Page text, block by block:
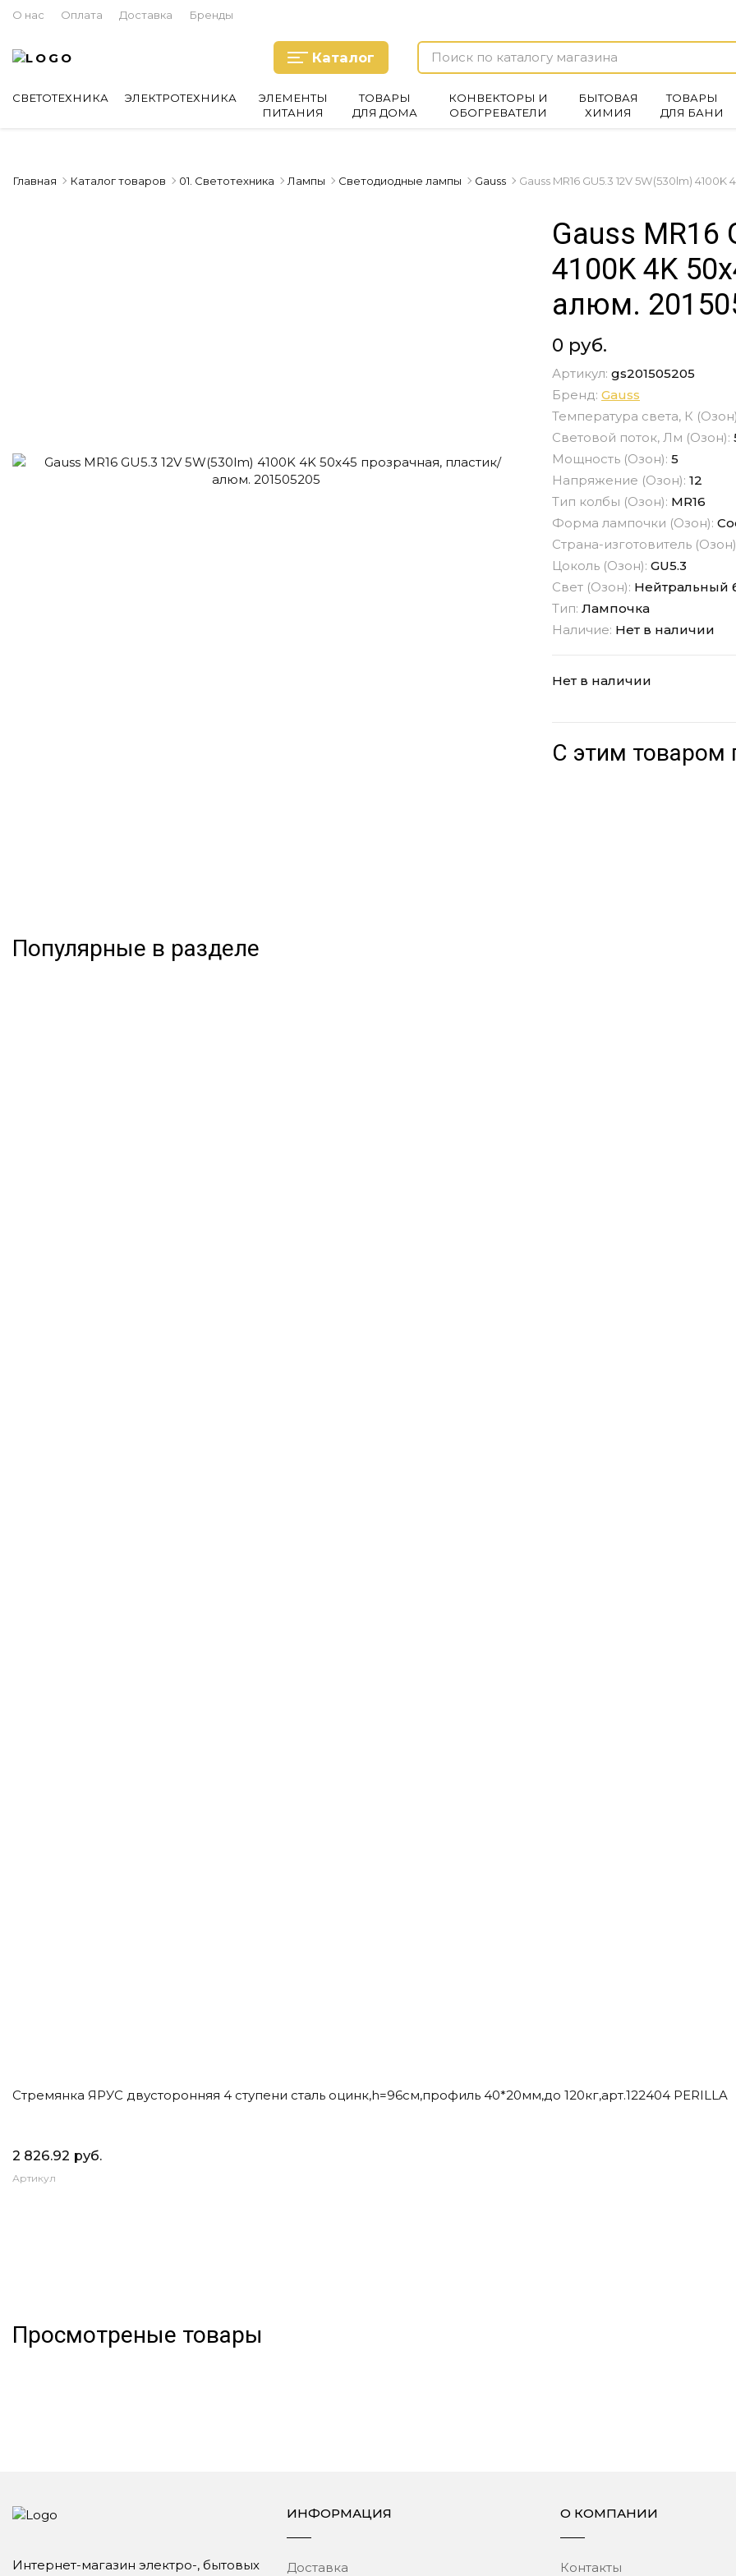
О нас Оплата Доставка Бренды
Каталог
СВЕТОТЕХНИКА ЭЛЕКТРОТЕХНИКА
ЭЛЕМЕНТЫ
ПИТАНИЯ
ТОВАРЫ
ДЛЯ ДОМА
КОНВЕКТОРЫ И
ОБОГРЕВАТЕЛИ
БЫТОВАЯ
ХИМИЯ
ТОВАРЫ
ДЛЯ БАНИ
Главная Каталог товаров 01. Светотехника Лампы Светодиодные лампы Gauss Gauss MR16 GU5.3 12V 5W(530lm)
Gauss MR16
4100K 4K
алюм.
0 руб.
Артикул: gs201505205
Бренд: Gauss
Температура света, К
Световой поток, Лм (Озон):
Мощность (Озон): 5
Напряжение (Озон): 12
Тип колбы (Озон): MR16
Форма лампочки (Озон):
Страна-изготовитель
Цоколь (Озон): GU5.3
Свет (Озон): Нейтральный
Тип: Лампочка
Наличие: Нет в наличии
Нет в наличии
С этим товаром
Популярные в разделе
Стремянка ЯРУС двусторонняя 4 ступени сталь оцинк,h=96см,профиль 40*20мм,до 120кг,арт.122404 PERILLA
2 826.92 руб.
Артикул
Просмотреные товары
Интернет-магазин электро-, бытовых
ИНФОРМАЦИЯ
Доставка
О КОМПАНИИ
Контакты